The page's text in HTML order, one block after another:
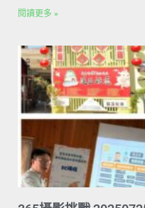
閱讀更多 »